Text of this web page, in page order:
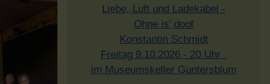
Liebe, Luft und Ladekabel -
Ohne is' doof
Konstantin Schmidt
Freitag 9.10.2026 - 20 Uhr
im Museumskeller Guntersblum